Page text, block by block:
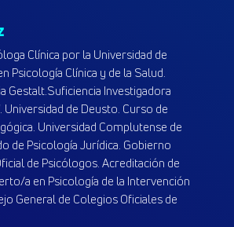
Clínica por la Universidad de
Psicología Clínica y de la Salud.
Gestalt.Suficiencia Investigadora
Universidad de Deusto. Curso de
Universidad Complutense de
de Psicología Jurídica. Gobierno
de Psicólogos. Acreditación de
a en Psicología de la Intervención
General de Colegios Oficiales de